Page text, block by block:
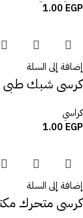
1.00 EGP
إضافة إلى السلة
كرسى شبك طبى
كراسي
1.00 EGP
إضافة إلى السلة
كرسى متحرك